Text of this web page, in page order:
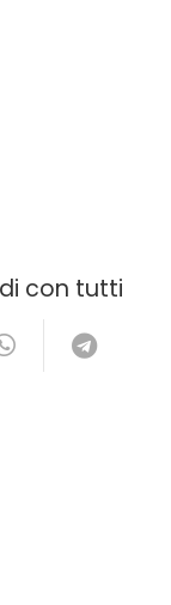
con tutti